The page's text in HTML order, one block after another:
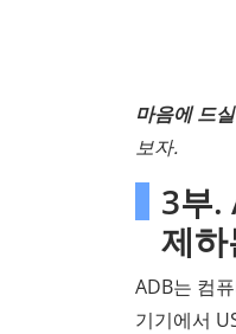
마음에 드
보자.
3부.
제하
ADB는 컴
기기에서